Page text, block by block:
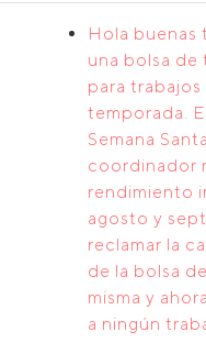
Hola buenas
una bolsa de
para
temporada.
Semana
coordinador
rendimiento
agosto y
reclamar la
de la bolsa
misma y
a ningún